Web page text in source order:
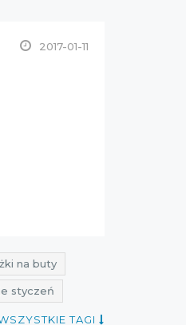
2017-01-11
na buty
styczeń
2017 TAGI